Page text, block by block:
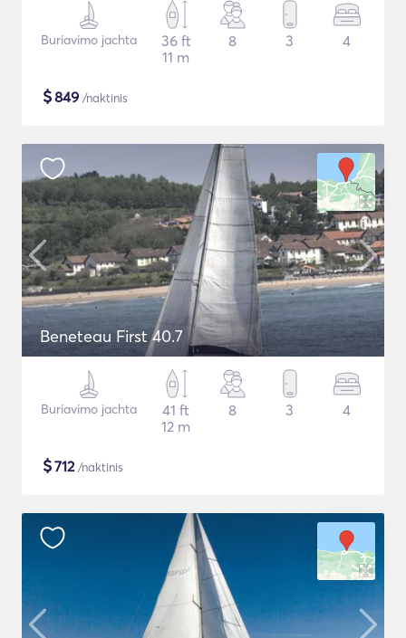
Buriavimo jachta
36 ft
11 m
8 3 4
$849 /naktinis
Beneteau First 40.7
Buriavimo jachta
41 ft
12 m
8 3 4
$712/naktinis